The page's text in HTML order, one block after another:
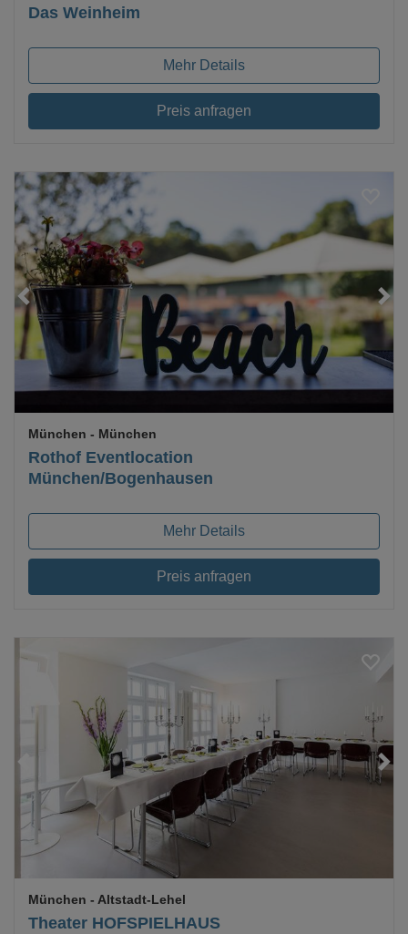
Das Weinheim
Mehr Details
Preis anfragen
Loading...
Rothof Eventlocation
München/Bogenhausen
München - München
Mehr Details
Preis anfragen
Loading...
Theater HOFSPIELHAUS
München - Altstadt-Lehel